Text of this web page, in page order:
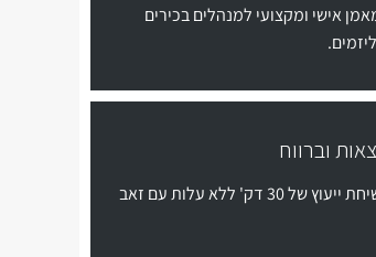
אישי ומקצועי למנהלים בכירים
וברווח
צרו קשר לתיאום שיחת ייעוץ של 30 דק' ללא עלות עם זאב